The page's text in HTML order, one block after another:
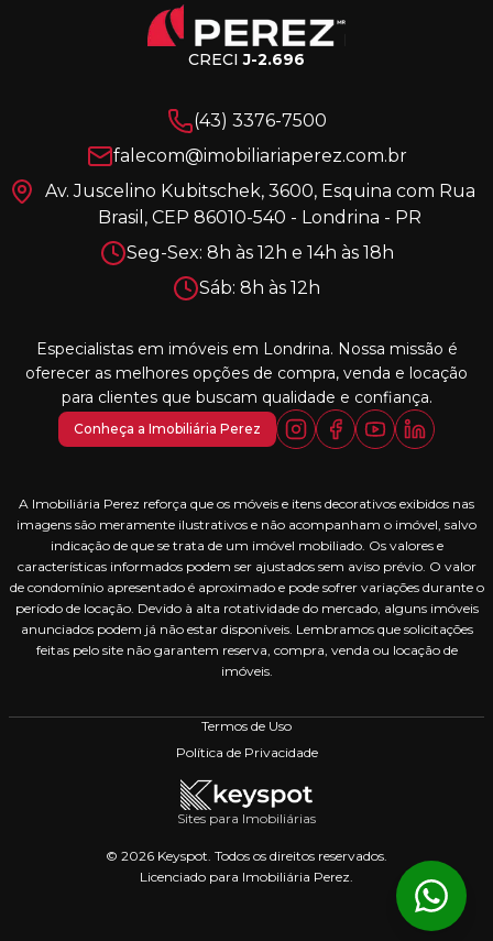
CRECIJ-2.696
(43) 3376-7500
falecom@imobiliariaperez.com.br
Av. Juscelino Kubitschek, 3600, Esquina com Rua
Brasil, CEP 86010-540 - Londrina - PR
Seg-Sex: 8h às 12h e 14h às 18h
Sáb: 8h às 12h
Especialistas em imóveis em Londrina. Nossa missão é
oferecer as melhores opções de compra, venda e locação
para clientes que buscam qualidade e confiança.
Conheça a Imobiliária Perez
A Imobiliária Perez reforça que os móveis e itens decorativos exibidos nas
imagens são meramente ilustrativos e não acompanham o imóvel, salvo
indicação de que se trata de um imóvel mobiliado. Os valores e
características informados podem ser ajustados sem aviso prévio. O valor
de condomínio apresentado é aproximado e pode sofrer variações durante o
período de locação. Devido à alta rotatividade do mercado, alguns imóveis
anunciados podem já não estar disponíveis. Lembramos que solicitações
feitas pelo site não garantem reserva, compra, venda ou locação de
imóveis.
Termos de Uso
Política de Privacidade
Sites para Imobiliárias
© 2026 Keyspot. Todos os direitos reservados.
Licenciado para Imobiliária Perez.